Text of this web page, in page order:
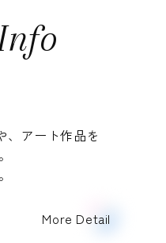
、アート作品を
More Detail